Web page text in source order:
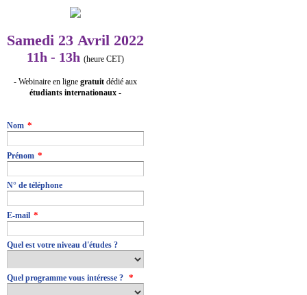
Samedi 23 Avril 2022
11h - 13h (heure CET)
- Webinaire en ligne gratuit dédié aux
étudiants internationaux -
Nom *
Prénom *
N° de téléphone
E-mail *
Quel est votre niveau d'études ?
Quel programme vous intéresse ? *